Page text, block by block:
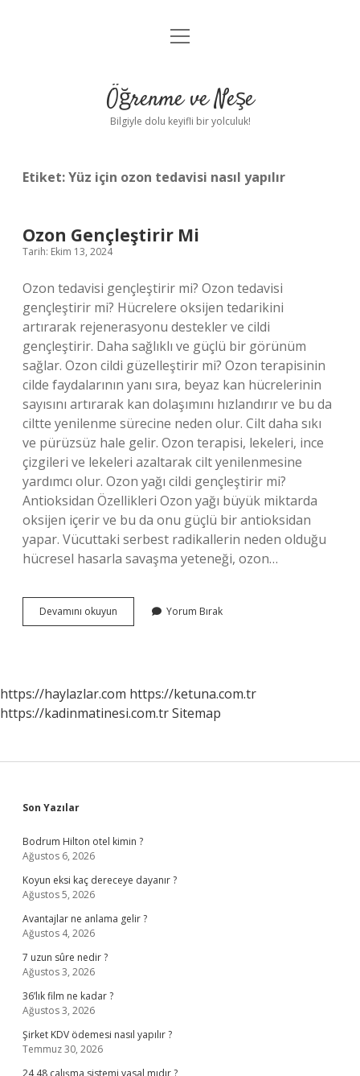
Anasayfa
Yasal Uyarı
menüyü
Öğrenme ve Neşe
Bilgiyle dolu keyifli bir yolculuk!
Etiket:Yüz için ozon tedavisi nasıl yapılır
Ozon Gençleştirir Mi
Tarih: Ekim 13, 2024
Ozon tedavisi gençleştirir mi? Ozon tedavisi
gençleştirir mi? Hücrelere oksijen tedarikini
artırarak rejenerasyonu destekler ve cildi
gençleştirir. Daha sağlıklı ve güçlü bir görünüm
sağlar. Ozon cildi güzelleştirir mi? Ozon terapisinin
cilde faydalarının yanı sıra, beyaz kan hücrelerinin
sayısını artırarak kan dolaşımını hızlandırır ve bu da
ciltte yenilenme sürecine neden olur. Cilt daha sıkı
ve pürüzsüz hale gelir. Ozon terapisi, lekeleri, ince
çizgileri ve lekeleri azaltarak cilt yenilenmesine
yardımcı olur. Ozon yağı cildi gençleştirir mi?
Antioksidan Özellikleri Ozon yağı büyük miktarda
oksijen içerir ve bu da onu güçlü bir antioksidan
yapar. Vücuttaki serbest radikallerin neden olduğu
hücresel hasarla savaşma yeteneği, ozon…
Devamını okuyun
Gençleştirir
Yorum Bırak
https://haylazlar.com https://ketuna.com.tr
https://kadinmatinesi.com.trSitemap
Sidebar
Son Yazılar
Bodrum Hilton otel kimin ?
Ağustos 6, 2026
Koyun eksi kaç dereceye dayanır ?
Ağustos 5, 2026
Avantajlar ne anlama gelir ?
Ağustos 4, 2026
7 uzun sûre nedir ?
Ağustos 3, 2026
36’lık film ne kadar ?
Ağustos 3, 2026
Şirket KDV ödemesi nasıl yapılır ?
Temmuz 30, 2026
24 48 çalışma sistemi yasal mıdır ?